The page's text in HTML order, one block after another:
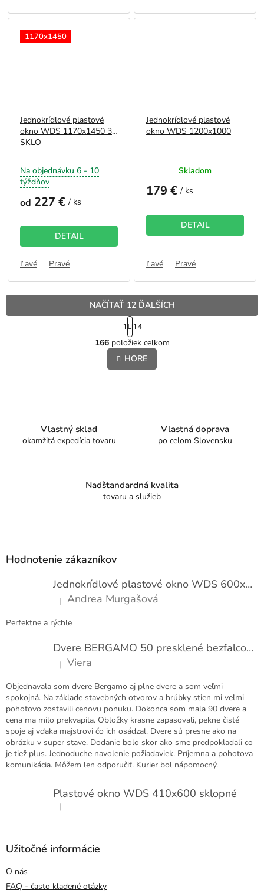
1170x1450
Jednokrídlové plastové
okno WDS 1170x1450 3-
SKLO
Na objednávku 6 - 10
týždňov
od 227 € / ks
DETAIL
Ľavé Pravé
Jednokrídlové plastové
okno WDS 1200x1000
Skladom
179 € / ks
DETAIL
Ľavé Pravé
O
v
l
á
y
v
NAČÍTAŤ 12 ĎALŠÍCH
S
t
r
á
n
k
1 14
166položiek celkom
HORE
Vlastný sklad
okamžitá expedícia tovaru
Vlastná doprava
po celom Slovensku
Nadštandardná kvalita
tovaru a služieb
Hodnotenie zákazníkov
Jednokrídlové plastové okno WDS 600x1000
Hodnotenie produktu je 5 z 5 hviezdičiek.
| Andrea Murgašová
Perfektne a rýchle
Dvere BERGAMO 50 presklené bezfalcové EXTRA
Hodnotenie produktu je 5 z 5 hviezdičiek.
| Viera
Objednavala som dvere Bergamo aj plne dvere a som veľmi
spokojná. Na základe stavebných otvorov a hrúbky stien mi veľmi
pohotovo zostavili cenovu ponuku. Dokonca som mala 90 dvere a
cena ma milo prekvapila. Obložky krasne zapasovali, pekne čisté
spoje aj vďaka majstrovi čo ich osádzal. Dvere sú presne ako na
obrázku v super stave. Dodanie bolo skor ako sme predpokladali co
je tiež plus. Jednoduche navolenie požiadaviek. Príjemna a pohotova
komunikácia. Môžem len odporučiť. Kurier bol nápomocný.
Plastové okno WDS 410x600 sklopné
Hodnotenie produktu je 5 z 5 hviezdičiek.
|
Užitočné informácie
O nás
FAQ - často kladené otázky